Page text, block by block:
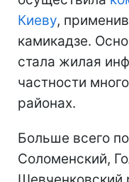
Киеву,
камикадзе.
стала жилая
частности
районах.
Больше всего
Соломенский,